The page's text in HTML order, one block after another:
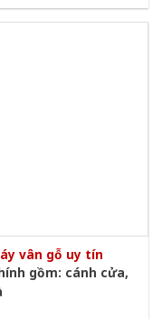
vân gỗ uy tín
gồm: cánh cửa,